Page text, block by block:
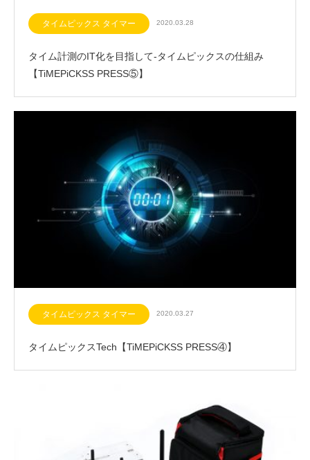
タイムピックス タイマー 2020.03.28
タイム計測のIT化を目指して-タイムピックスの仕組み
【TiMEPiCKSS PRESS⑤】
タイムピックス タイマー 2020.03.27
タイムピックスTech【TiMEPiCKSS PRESS④】